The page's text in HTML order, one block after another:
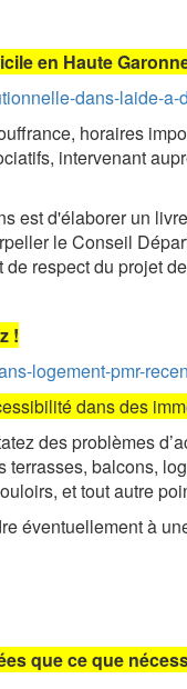
en Haute
dans-laide-
horaires
intervenant
d'élaborer un
le Conseil
respect du projet
!
logement-pmr-
dans des
des problèmes
balcons,
et tout autre
éventuellement à
que ce que